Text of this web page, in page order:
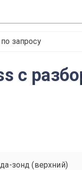
запросу
с
зонд (верхний)